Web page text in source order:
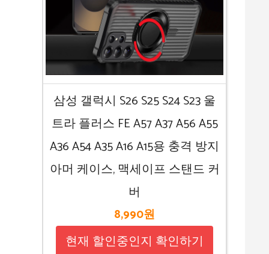
삼성 갤럭시 S26 S25 S24 S23 울
트라 플러스 FE A57 A37 A56 A55
A36 A54 A35 A16 A15용 충격 방지
아머 케이스, 맥세이프 스탠드 커
버
8,990원
현재 할인중인지 확인하기